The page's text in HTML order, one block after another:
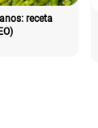
receta